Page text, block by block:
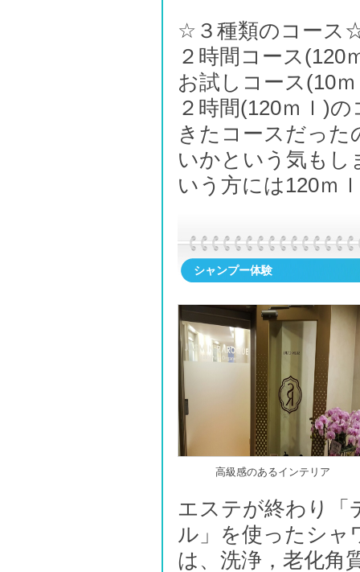
☆３種類のコース
２時間コース(120
お試しコース(10
２時間(120ｍｌ)
きたコースだった
いかという気もし
いう方には120ｍ
シャンプー体験
高級感のあるインテリア
エステが終わり「
ル」を使ったシャ
は、洗浄，老化角